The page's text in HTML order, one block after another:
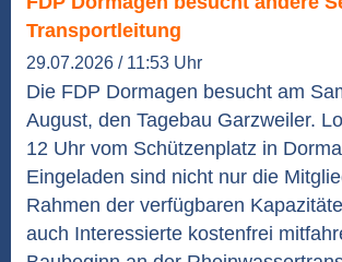
Transportleitung
29.07.2026 / 11:53 Uhr
Die FDP Dormagen besucht am
August, den Tagebau Garzweiler.
12 Uhr vom Schützenplatz in
Eingeladen sind nicht nur die
Rahmen der verfügbaren
auch Interessierte kostenfrei